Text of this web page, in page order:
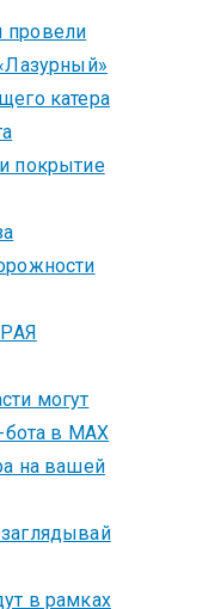
провели
катера
покрытие
могут
бота в MAX
на вашей
в рамках